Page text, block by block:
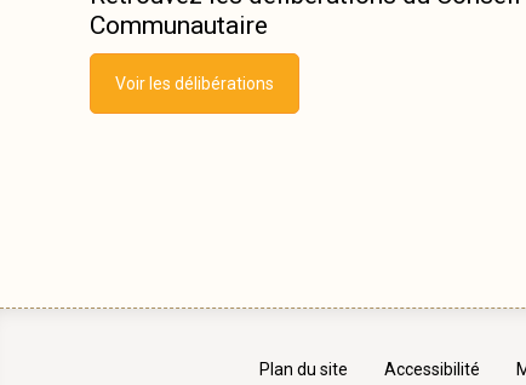
Communautaire
Voir les délibérations
Plan du site Accessibilité